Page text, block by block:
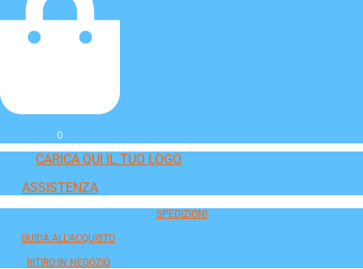
0
CARICA QUI IL TUO LOGO
ASSISTENZA
SPEDIZIONI
GUIDA ALL'ACQUISTO
RITIRO IN NEGOZIO